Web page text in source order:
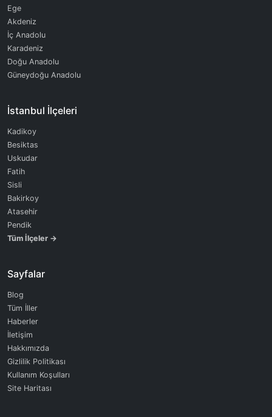
Ege
Akdeniz
İç Anadolu
Karadeniz
Doğu Anadolu
Güneydoğu Anadolu
İstanbul İlçeleri
Kadikoy
Besiktas
Uskudar
Fatih
Sisli
Bakirkoy
Atasehir
Pendik
Tüm İlçeler →
Sayfalar
Blog
Tüm İller
Haberler
İletişim
Hakkımızda
Gizlilik Politikası
Kullanım Koşulları
Site Haritası